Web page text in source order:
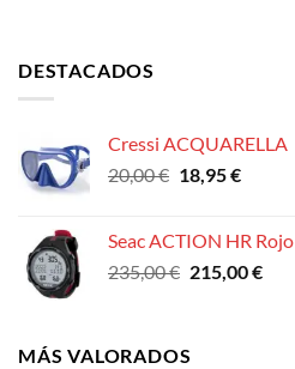
DESTACADOS
Cressi ACQUARELLA
20,00€ El
era:
20,00 €.
18,95€El
es:
18,95 €.
Seac ACTION HR Rojo
235,00€ El
era:
215,00€El
MÁS VALORADOS